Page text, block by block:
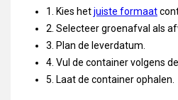
1. Kies hetjuiste formaat
2. Selecteer groenafval als
3. Plan de leverdatum.
4. Vul de container volgens
5. Laat de container ophalen.